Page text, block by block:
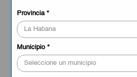
Provincia*
Municipio*